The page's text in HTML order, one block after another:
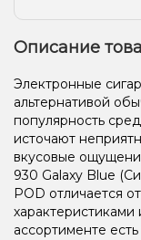
Описание
Электронные
альтернативой
популярность
источают
вкусовые
930 Galaxy Blue
POD отличается
ассортименте